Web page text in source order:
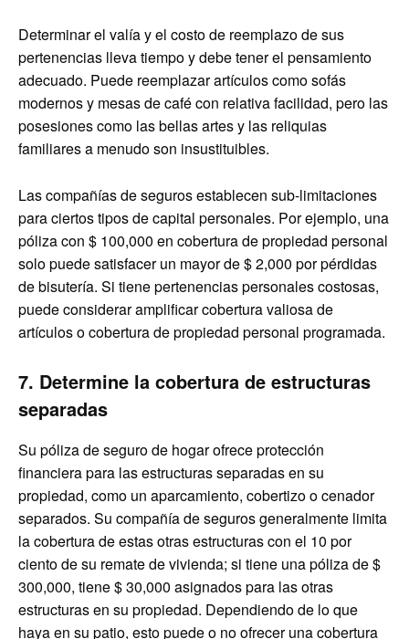
Determinar el valía y el costo de reemplazo de sus
pertenencias lleva tiempo y debe tener el pensamiento
adecuado. Puede reemplazar artículos como sofás
modernos y mesas de café con relativa facilidad, pero las
posesiones como las bellas artes y las reliquias
familiares a menudo son insustituibles.
Las compañías de seguros establecen sub-limitaciones
para ciertos tipos de capital personales. Por ejemplo, una
póliza con $ 100,000 en cobertura de propiedad personal
solo puede satisfacer un mayor de $ 2,000 por pérdidas
de bisutería. Si tiene pertenencias personales costosas,
puede considerar amplificar cobertura valiosa de
artículos o cobertura de propiedad personal programada.
7. Determine la cobertura de estructuras
separadas
Su póliza de seguro de hogar ofrece protección
financiera para las estructuras separadas en su
propiedad, como un aparcamiento, cobertizo o cenador
separados. Su compañía de seguros generalmente limita
la cobertura de estas otras estructuras con el 10 por
ciento de su remate de vivienda; si tiene una póliza de $
300,000, tiene $ 30,000 asignados para las otras
estructuras en su propiedad. Dependiendo de lo que
haya en su patio, esto puede o no ofrecer una cobertura